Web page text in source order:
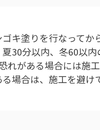
キ塗りを行なってか
30分以内、冬60以内
がある場合には施工
場合は、施工を避け